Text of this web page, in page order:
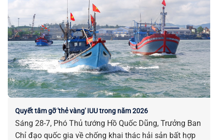
Quyết tâm gỡ 'thẻ vàng' IUU trong năm 2026
Sáng 28-7, Phó Thủ tướng Hồ Quốc Dũng, Trưởng Ban
Chỉ đạo quốc gia về chống khai thác hải sản bất hợp